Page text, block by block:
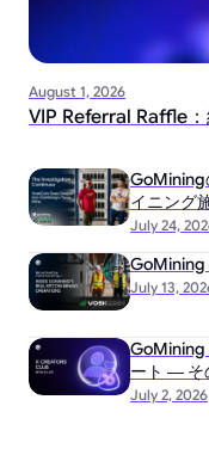
August 1, 2026
VIP Referral Raffle
July 24,
GoMining
イニング
July 13,
GoMining
July 2, 2026
GoMining
ート ― そ